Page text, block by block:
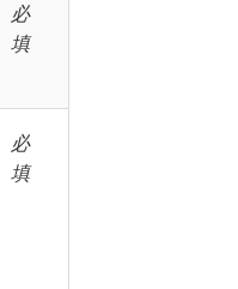
必
填
必
填